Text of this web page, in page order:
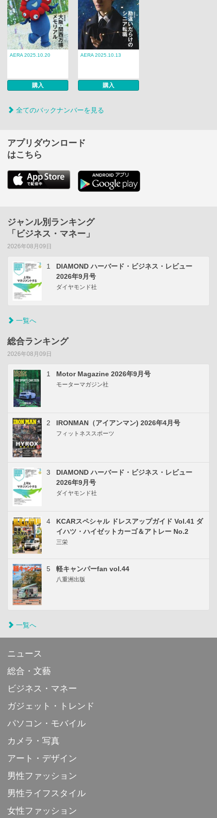
AERA 2025.10.20
購入
AERA 2025.10.13
購入
全てのバックナンバーを見る
アプリダウンロード
はこちら
ジャンル別ランキング
「ビジネス・マネー」
2026年08月09日
1
DIAMOND ハーバード・ビジネス・レビュー
2026年9月号
ダイヤモンド社
一覧へ
総合ランキング
2026年08月09日
1 Motor Magazine 2026年9月号
モーターマガジン社
2 IRONMAN（アイアンマン) 2026年4月号
フィットネススポーツ
3
DIAMOND ハーバード・ビジネス・レビュー
2026年9月号
ダイヤモンド社
4
KCARスペシャル ドレスアップガイド Vol.41 ダ
イハツ・ハイゼットカーゴ＆アトレー No.2
三栄
5 軽キャンパーfan vol.44
八重洲出版
一覧へ
ニュース
総合・文藝
ビジネス・マネー
ガジェット・トレンド
パソコン・モバイル
カメラ・写真
アート・デザイン
男性ファッション
男性ライフスタイル
女性ファッション